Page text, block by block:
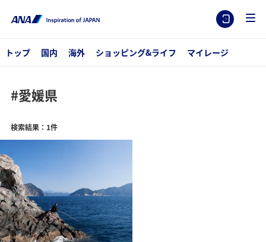
トップ 国内 海外 ショッピング&ライフ マイレージ
#愛媛県
検索結果：1件